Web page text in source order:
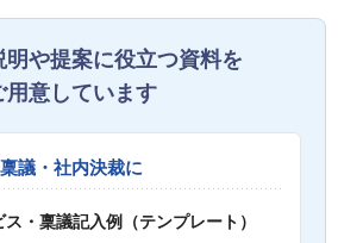
明や提案に役立つ資料を
用意しています
稟議・社内決裁に
・稟議記入例（テンプレート）